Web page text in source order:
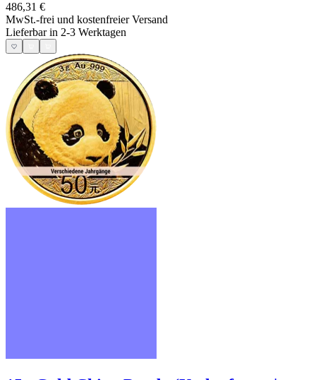
486,31 €
MwSt.-frei und kostenfreier Versand
Lieferbar in 2-3 Werktagen